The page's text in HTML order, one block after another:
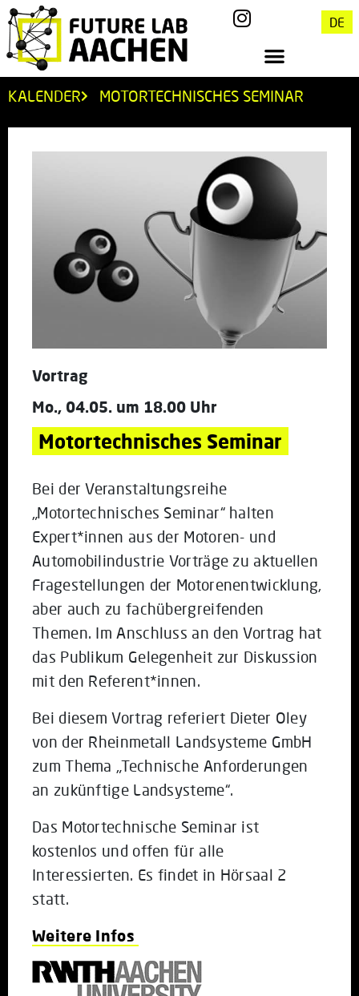
DE
KALENDER MOTORTECHNISCHES SEMINAR
Vortrag
Mo., 04.05. um 18.00 Uhr
Motortechnisches Seminar
Bei der Veranstaltungsreihe
„Motortechnisches Seminar“ halten
Expert*innen aus der Motoren- und
Automobilindustrie Vorträge zu aktuellen
Fragestellungen der Motorenentwicklung,
aber auch zu fachübergreifenden
Themen. Im Anschluss an den Vortrag hat
das Publikum Gelegenheit zur Diskussion
mit den Referent*innen.
Bei diesem Vortrag referiert Dieter Oley
von der Rheinmetall Landsysteme GmbH
zum Thema „Technische Anforderungen
an zukünftige Landsysteme“.
Das Motortechnische Seminar ist
kostenlos und offen für alle
Interessierten. Es findet in Hörsaal 2
statt.
Weitere Infos